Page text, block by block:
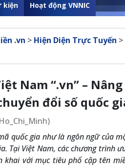
kiện Hoạt động VNNIC
.vn > Hiện Diện Trực Tuyến >
Nam “.vn” –
đổi số quốc
quốc gia như là ngôn ngữ của
Tại Việt Nam, các chương trình
khai với mục tiêu phổ cập tên